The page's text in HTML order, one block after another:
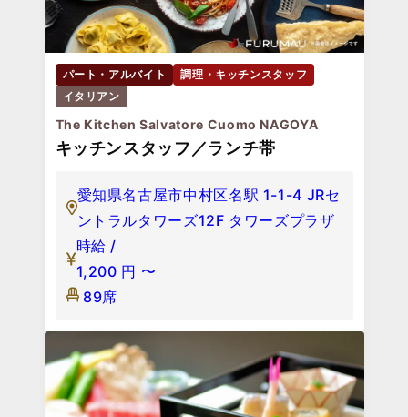
パート・アルバイト
調理・キッチンスタッフ
イタリアン
The Kitchen Salvatore Cuomo NAGOYA
キッチンスタッフ／ランチ帯
愛知県名古屋市中村区名駅 1-1-4 JRセ
ントラルタワーズ12F タワーズプラザ
時給 /
1,200 円 〜
89席